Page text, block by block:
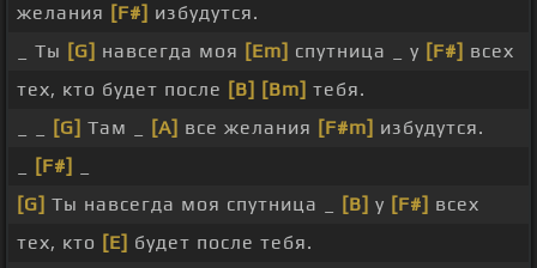
желания [F#] избудутся.
_ Ты [G] навсегда моя [Em] спутница _ у [F#] всех
тех, кто будет после [B] [Bm] тебя.
[G] Там _ [A] все желания [F#m] избудутся.
[F#]
[G] Ты навсегда моя спутница _ [B] у [F#] всех
тех, кто [E] будет после тебя.